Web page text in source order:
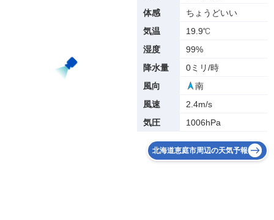
体感
ちょうどいい
気温
19.9℃
湿度
99%
降水量
0ミリ/時
風向
南
風速
2.4m/s
気圧
1006hPa
北海道恵庭市周辺の天気予報